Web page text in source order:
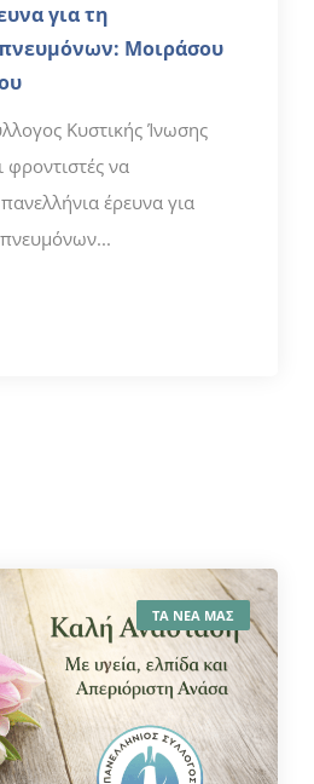
για τη
Μοιράσου
Κυστικής Ίνωσης
φροντιστές να
έρευνα για
ΤΑ ΝΕΑ ΜΑΣ